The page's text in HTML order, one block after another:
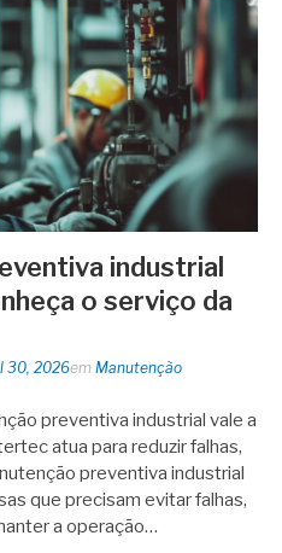
industrial
o serviço da
30, 2026em Manutenção
preventiva industrial vale a
atua para reduzir falhas,
preventiva industrial
que precisam evitar falhas,
a operação…